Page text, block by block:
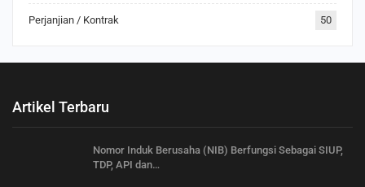
Perjanjian / Kontrak 50
Artikel Terbaru
Nomor Induk Berusaha (NIB) Berfungsi Sebagai SIUP,
TDP, API dan…